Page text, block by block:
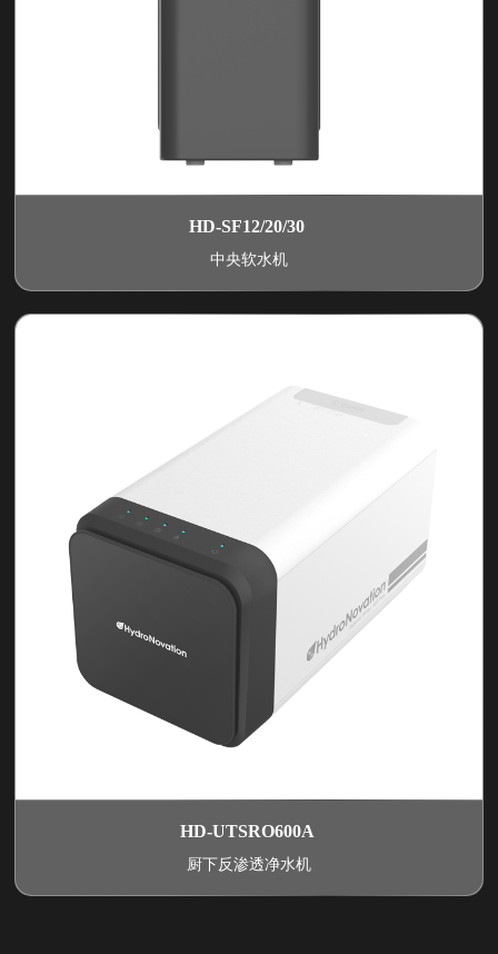
HD-SF12/20/30
中央软水机
HD-UTSRO600A
厨下反渗透净水机